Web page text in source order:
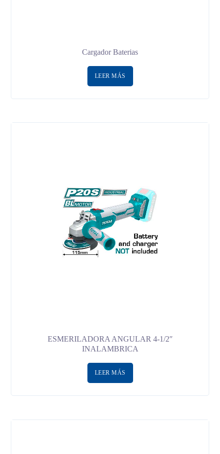
Cargador Baterias
LEER MÁS
ESMERILADORA ANGULAR 4-1/2″
INALAMBRICA
LEER MÁS